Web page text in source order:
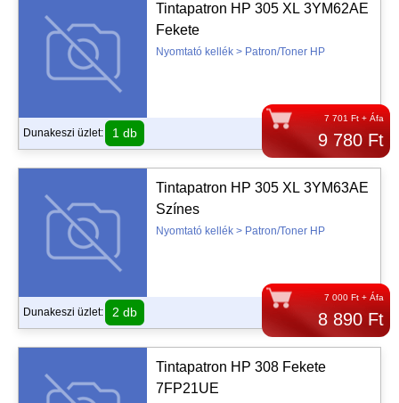
7 701 Ft + Áfa
9 780 Ft
Tintapatron HP 305 XL 3YM62AE
Fekete
Nyomtató kellék > Patron/Toner HP
Dunakeszi üzlet: 1 db
7 000 Ft + Áfa
8 890 Ft
Tintapatron HP 305 XL 3YM63AE
Színes
Nyomtató kellék > Patron/Toner HP
Dunakeszi üzlet: 2 db
Tintapatron HP 308 Fekete
7FP21UE